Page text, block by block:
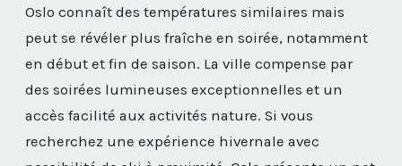
Oslo connaît des températures similaires mais
peut se révéler plus fraîche en soirée, notamment
en début et fin de saison. La ville compense par
des soirées lumineuses exceptionnelles et un
accès facilité aux activités nature. Si vous
recherchez une expérience hivernale avec